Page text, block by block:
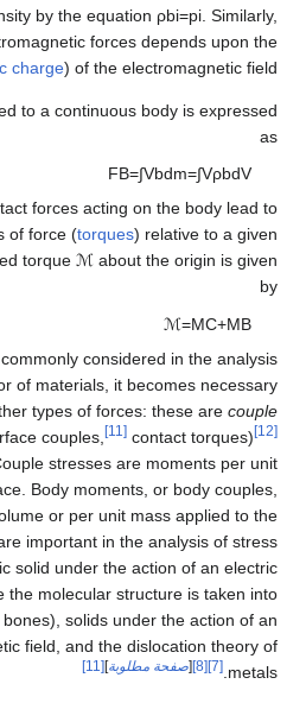
the material density by the
the intensity of electromagnetic forces
strength (electric charge) of the
body force applied to a continuous
Body forces and contact forces acting
moments of force (torques
Thus, the total applied torqueℳabout
situations, not commonly
mechanical behavior of materials, it
to include two other types of
(surface couples,
body moments. Couple stresses are
applied on a surface. Body
moments per unit volume or per unit
of the body. Both are important in the
a polarized dielectric solid under the
materials where the molecular
consideration (e.g.bones), solids
external magnetic field, and the
[11]